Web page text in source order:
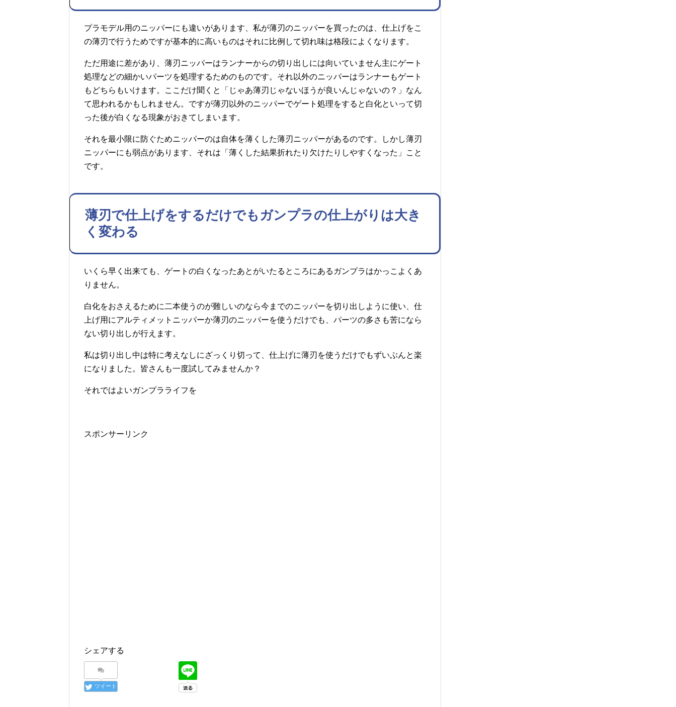
プラモデル用のニッパーにも違いがあります、私が薄刃のニッパーを買ったのは、仕上げをこ
の薄刃で行うためですが基本的に高いものはそれに比例して切れ味は格段によくなります。
ただ用途に差があり、薄刃ニッパーはランナーからの切り出しには向いていません主にゲート
処理などの細かいパーツを処理するためのものです。それ以外のニッパーはランナーもゲート
もどちらもいけます。ここだけ聞くと「じゃあ薄刃じゃないほうが良いんじゃないの？」なん
て思われるかもしれません。ですが薄刃以外のニッパーでゲート処理をすると白化といって切
った後が白くなる現象がおきてしまいます。
それを最小限に防ぐためニッパーのは自体を薄くした薄刃ニッパーがあるのです。しかし薄刃
ニッパーにも弱点があります、それは「薄くした結果折れたり欠けたりしやすくなった」こと
です。
薄刃で仕上げをするだけでもガンプラの仕上がりは大き
く変わる
いくら早く出来ても、ゲートの白くなったあとがいたるところにあるガンプラはかっこよくあ
りません。
白化をおさえるために二本使うのが難しいのなら今までのニッパーを切り出しように使い、仕
上げ用にアルティメットニッパーか薄刃のニッパーを使うだけでも、パーツの多さも苦になら
ない切り出しが行えます。
私は切り出し中は特に考えなしにざっくり切って、仕上げに薄刃を使うだけでもずいぶんと楽
になりました。皆さんも一度試してみませんか？
それではよいガンプラライフを
スポンサーリンク
シェアする
ツイート